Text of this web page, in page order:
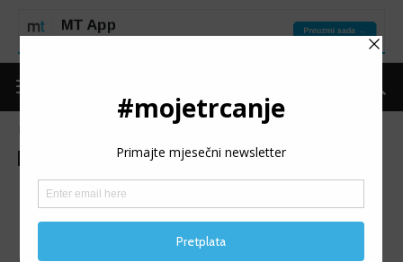
Izdvojeno MT reflektor
MT REFLEKTOR: Muhamed
Dehić
MT REFLEKTOR (20): Predstavljamo Muhameda Dehića.